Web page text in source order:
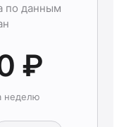
по данным
₽
неделю